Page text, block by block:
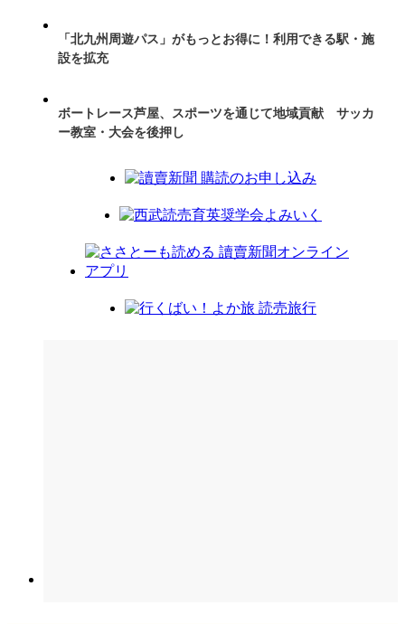
「北九州周遊パス」がもっとお得に！利用できる駅・施
設を拡充
ボートレース芦屋、スポーツを通じて地域貢献 サッカ
ー教室・大会を後押し